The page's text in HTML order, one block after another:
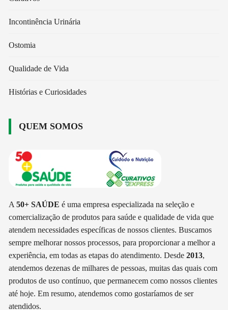
Incontinência Urinária
Ostomia
Qualidade de Vida
Histórias e Curiosidades
QUEM SOMOS
A50+ SAÚDE é uma empresa especializada na seleção e
comercialização de produtos para saúde e qualidade de vida que
atendem necessidades específicas de nossos clientes. Buscamos
sempre melhorar nossos processos, para proporcionar a melhor a
experiência, em todas as etapas do atendimento. Desde2013,
atendemos dezenas de milhares de pessoas, muitas das quais com
produtos de uso contínuo, que permanecem como nossos clientes
até hoje. Em resumo, atendemos como gostaríamos de ser
atendidos.